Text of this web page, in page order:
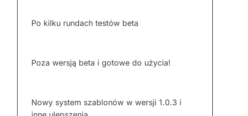
Po kilku rundach testów beta
Poza wersją beta i gotowe do użycia!
Nowy system szablonów w wersji 1.0.3 i